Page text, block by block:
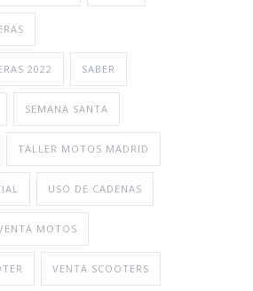
2022 SABER
SEMANA SANTA
TALLER MOTOS MADRID
USO DE CADENAS
MOTOS
VENTA SCOOTERS